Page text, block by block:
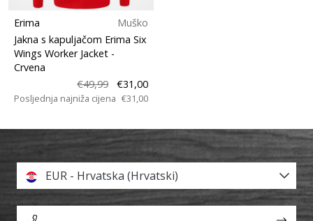
Erima
Muško
Jakna s kapuljačom Erima Six
Wings Worker Jacket -
Crvena
€49,99
€31,00
Posljednja najniža cijena €31,00
EUR - Hrvatska (Hrvatski)